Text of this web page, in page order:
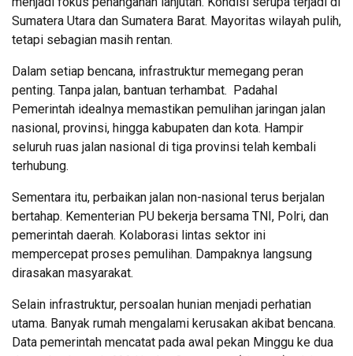
Sumatera Utara dan Sumatera Barat. Mayoritas wilayah pulih,
tetapi sebagian masih rentan.
Dalam setiap bencana, infrastruktur memegang peran
penting. Tanpa jalan, bantuan terhambat. Padahal
Pemerintah idealnya memastikan pemulihan jaringan jalan
nasional, provinsi, hingga kabupaten dan kota. Hampir
seluruh ruas jalan nasional di tiga provinsi telah kembali
terhubung.
Sementara itu, perbaikan jalan non-nasional terus berjalan
bertahap. Kementerian PU bekerja bersama TNI, Polri, dan
pemerintah daerah. Kolaborasi lintas sektor ini
mempercepat proses pemulihan. Dampaknya langsung
dirasakan masyarakat.
Selain infrastruktur, persoalan hunian menjadi perhatian
utama. Banyak rumah mengalami kerusakan akibat bencana.
Data pemerintah mencatat pada awal pekan Minggu ke dua